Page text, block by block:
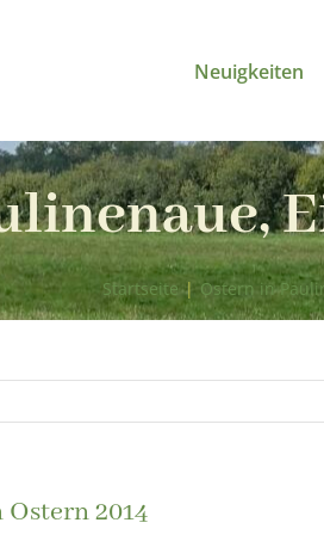
Neuigkeiten
Startseite | Ostern in
2014